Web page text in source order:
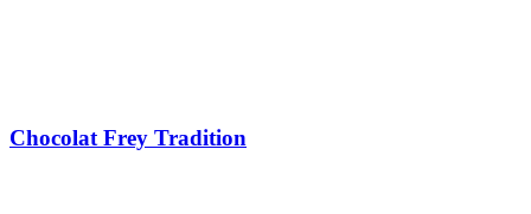
Chocolat Frey Tradition